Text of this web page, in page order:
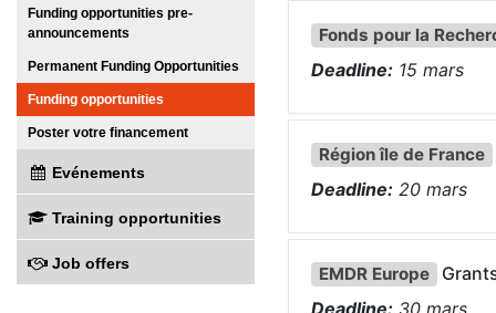
Funding opportunities pre-
announcements
Permanent Funding Opportunities
Funding opportunities
Poster votre financement
Evénements
Training opportunities
Job offers
Fonds pour la
Deadline: 15 mars
Région île de France
Deadline: 20 mars
EMDR Europe